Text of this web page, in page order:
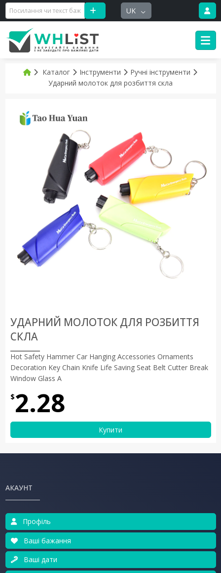
UK
Каталог Інструменти
Ручні інструменти
Ударний молоток для розбиття скла
УДАРНИЙ МОЛОТОК ДЛЯ РОЗБИТТЯ
СКЛА
Hot Safety Hammer Car Hanging Accessories Ornaments
Decoration Key Chain Knife Life Saving Seat Belt Cutter Break
Window Glass A
$2.28
Купити
АКАУНТ
Профіль
Ваші бажання
Ваші дати